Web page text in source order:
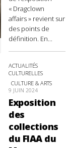
« Dragclown
affairs » revient sur
des points de
définition. En...
ACTUALITÉS
CULTURELLES
CULTURE & ARTS
9 JUIN 2024
Exposition
des
collections
du FIAA du